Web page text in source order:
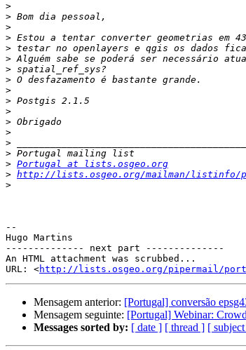
>
>
>
>
>
>
>
>
>
>
>
>
>
>
>
> Portugal at lists.osgeo.org
> http://lists.osgeo.org/mailman/listinfo/
>
--
Hugo Martins
-------------- next part --------------
An HTML attachment was scrubbed...
URL: <http://lists.osgeo.org/pipermail/
Mensagem anterior: [Portugal] conversão
Mensagem seguinte: [Portugal] Webinar:
Messages sorted by: [ date ] [ thread ] [